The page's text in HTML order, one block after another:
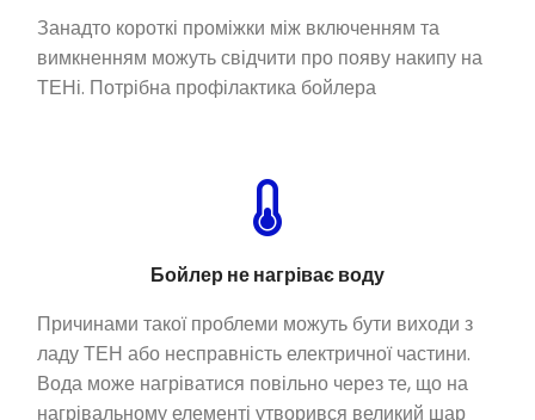
Занадто короткі проміжки між включенням та
вимкненням можуть свідчити про появу накипу на
ТЕНі. Потрібна профілактика бойлера
Бойлер не нагріває воду
Причинами такої проблеми можуть бути виходи з
ладу ТЕН або несправність електричної частини.
Вода може нагріватися повільно через те, що на
нагрівальному елементі утворився великий шар